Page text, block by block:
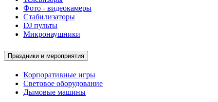
Фото - видеокамеры
Стабилизаторы
DJ пульты
Микронаушники
Праздники и мероприятия
Корпоративные игры
Световое оборудование
Дымовые машины